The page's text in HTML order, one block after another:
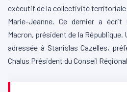
exécutif de la collectivité territoriale
Marie-Jeanne. Ce dernier a
Macron, président de la
adressée à Stanislas Cazelles,
Chalus Président du Conseil